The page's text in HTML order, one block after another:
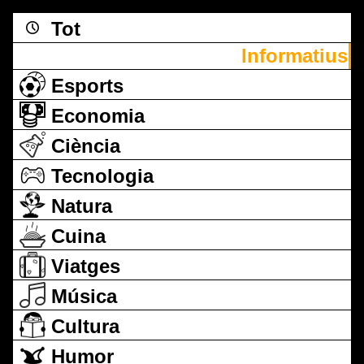
Tot
Informatius
Esports
Economia
Ciència
Tecnologia
Natura
Cuina
Viatges
Música
Cultura
Humor